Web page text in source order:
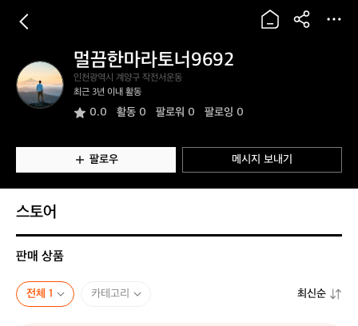
멀
끔
한
토
9
6
9
2
멀끔한마라토너9692
인천광역시 계양구 작전서운동
최근 3년 이내 활동
0.0 활동 0 팔로워 0 팔로잉 0
팔로우 메시지 보내기
스토어
판매 상품
전체 1 카테고리 최신순